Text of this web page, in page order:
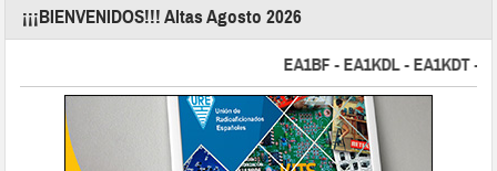
¡¡¡BIENVENIDOS!!! Altas Agosto 2026
EA1BF - EA1KDL - EA1KDT -